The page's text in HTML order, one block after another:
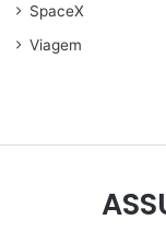
SpaceX
Viagem